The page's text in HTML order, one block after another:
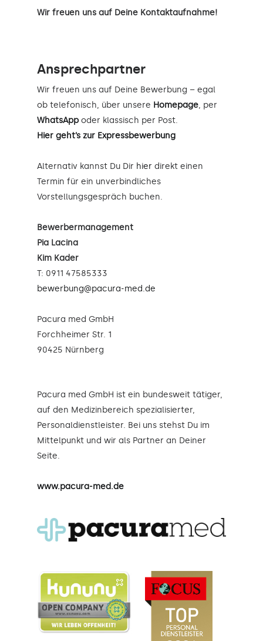
Wir freuen uns auf Deine Kontaktaufnahme!
Ansprechpartner
Wir freuen uns auf Deine Bewerbung – egal
ob telefonisch, über unsere Homepage, per
WhatsApp oder klassisch per Post.
Hier geht’s zur Expressbewerbung
Alternativ kannst Du Dir hier direkt einen
Termin für ein unverbindliches
Vorstellungsgespräch buchen.
Bewerbermanagement
Pia Lacina
Kim Kader
T: 0911 47585333
bewerbung@pacura-med.de
Pacura med GmbH
Forchheimer Str. 1
90425 Nürnberg
Pacura med GmbH ist ein bundesweit tätiger,
auf den Medizinbereich spezialisierter,
Personaldienstleister. Bei uns stehst Du im
Mittelpunkt und wir als Partner an Deiner
Seite.
www.pacura-med.de